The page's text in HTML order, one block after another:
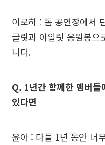
이로하 : 돔 공연장에서
글릿과 아일릿 응원봉으
니다.
Q. 1년간 함께한 멤버들
있다면
윤아 : 다들 1년 동안 너